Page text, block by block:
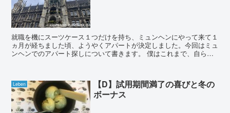
就職を機にスーツケース１つだけを持ち、ミュンヘンにやって来て１
ヵ月が経ちました頃、ようやくアパートが決定しました。今回はミュ
ンヘンでのアパート探しについて書きます。 僕はこれまで、自らの
Leben
【D】試用期間満了の喜びと冬の
ボーナス